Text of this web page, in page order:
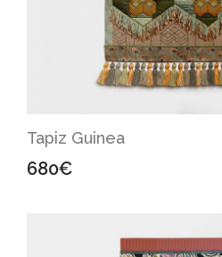
Tapiz Guinea
680€